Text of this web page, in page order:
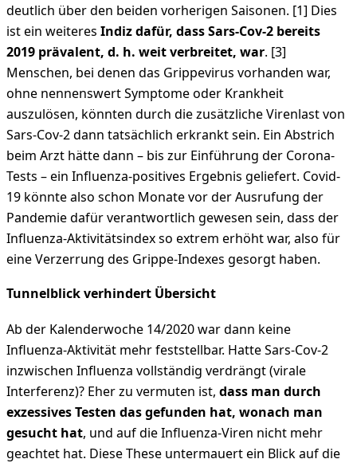
deutlich über den beiden vorherigen Saisonen. [1] Dies
ist ein weiteres Indiz dafür, dass Sars-Cov-2 bereits
2019 prävalent, d. h. weit verbreitet, war. [3]
Menschen, bei denen das Grippevirus vorhanden war,
ohne nennenswert Symptome oder Krankheit
auszulösen, könnten durch die zusätzliche Virenlast von
Sars-Cov-2 dann tatsächlich erkrankt sein. Ein Abstrich
beim Arzt hätte dann – bis zur Einführung der Corona-
Tests – ein Influenza-positives Ergebnis geliefert. Covid-
19 könnte also schon Monate vor der Ausrufung der
Pandemie dafür verantwortlich gewesen sein, dass der
Influenza-Aktivitätsindex so extrem erhöht war, also für
eine Verzerrung des Grippe-Indexes gesorgt haben.
Tunnelblick verhindert Übersicht
Ab der Kalenderwoche 14/2020 war dann keine
Influenza-Aktivität mehr feststellbar. Hatte Sars-Cov-2
inzwischen Influenza vollständig verdrängt (virale
Interferenz)? Eher zu vermuten ist, dass man durch
exzessives Testen das gefunden hat, wonach man
gesucht hat, und auf die Influenza-Viren nicht mehr
geachtet hat. Diese These untermauert ein Blick auf die